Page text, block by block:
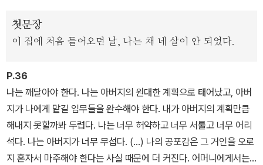
일사천리로 출간을 위한 준비를 시작하면서 가장 고심한 것은 번역가
한 난민 가족의 여정을 담담한 어조로 풀어낸 <루>의 번역가 윤진이
었다. 번역가 역시 원서를 검토하자마자 끌림에 따라, 자신이 꼭 번역
하고 싶다며 의뢰를 즉각 수락했다. 출판사와 검토를 맡은 소설가, 번
역가가 의기투합하여 분투한 끝에 2020년 11월, <완벽한 아이>를
출간했다.
첫문장
이 집에 처음 들어오던 날, 나는 채 네 살이 안 되었다.
P.36
나는 깨달아야 한다. 나는 아버지의 원대한 계획으로 태어났고, 아버
지가 나에게 맡길 임무들을 완수해야 한다. 내가 아버지의 계획만큼
해내지 못할까봐 두렵다. 나는 너무 허약하고 너무 서툴고 너무 어리
석다. 나는 아버지가 너무 무섭다. (…) 나의 공포감은 그 거인을 오로
지 혼자서 마주해야 한다는 사실 때문에 더 커진다. 어머니에게서는